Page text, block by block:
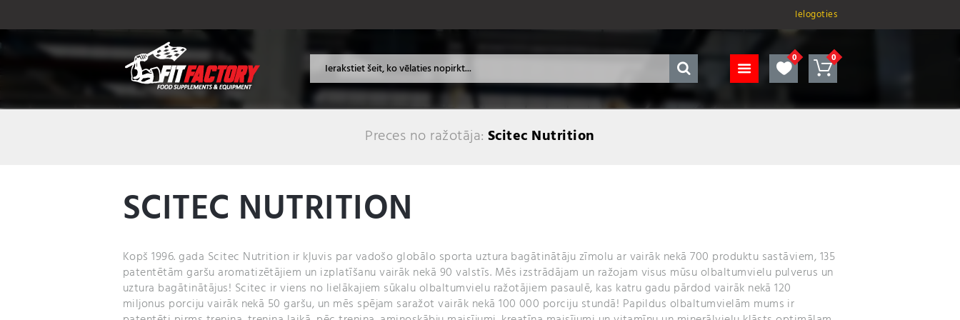
Ielogoties
Preces no ražotāja: Scitec Nutrition
SCITEC NUTRITION
Kopš 1996. gada Scitec Nutrition ir kļuvis par vadošo globālo sporta uztura bagātinātāju zīmolu ar vairāk nekā 700 produktu sastāviem, 135
patentētām garšu aromatizētājiem un izplatīšanu vairāk nekā 90 valstīs. Mēs izstrādājam un ražojam visus mūsu olbaltumvielu pulverus un
uztura bagātinātājus! Scitec ir viens no lielākajiem sūkalu olbaltumvielu ražotājiem pasaulē, kas katru gadu pārdod vairāk nekā 120
miljonus porciju vairāk nekā 50 garšu, un mēs spējam saražot vairāk nekā 100 000 porciju stundā! Papildus olbaltumvielām mums ir